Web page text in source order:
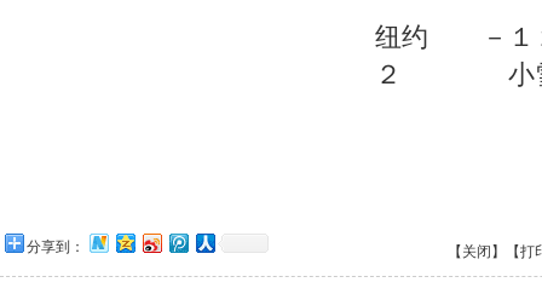
纽约 －
２ 小
分享到： 【关闭】 【打